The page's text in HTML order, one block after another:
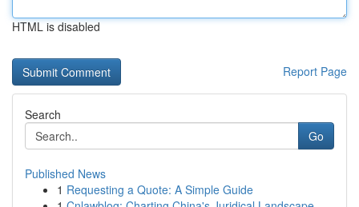
HTML is disabled
Report Page
Search
Go
Published News
1 Requesting a Quote: A Simple Guide